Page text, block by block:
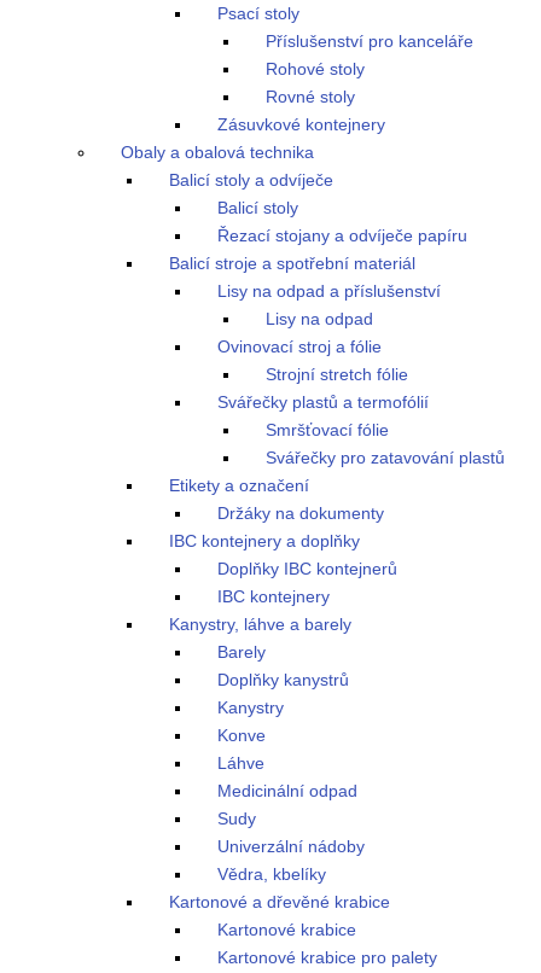
Psací stoly
Příslušenství pro kanceláře
Rohové stoly
Rovné stoly
Zásuvkové kontejnery
Obaly a obalová technika
Balicí stoly a odvíječe
Balicí stoly
Řezací stojany a odvíječe papíru
Balicí stroje a spotřební materiál
Lisy na odpad a příslušenství
Lisy na odpad
Ovinovací stroj a fólie
Strojní stretch fólie
Svářečky plastů a termofólií
Smršťovací fólie
Svářečky pro zatavování plastů
Etikety a označení
Držáky na dokumenty
IBC kontejnery a doplňky
Doplňky IBC kontejnerů
IBC kontejnery
Kanystry, láhve a barely
Barely
Doplňky kanystrů
Kanystry
Konve
Láhve
Medicinální odpad
Sudy
Univerzální nádoby
Vědra, kbelíky
Kartonové a dřevěné krabice
Kartonové krabice
Kartonové krabice pro palety